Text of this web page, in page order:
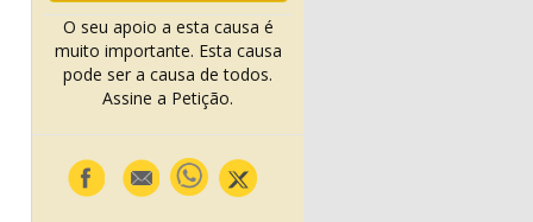
O seu apoio a esta causa é
muito importante. Esta causa
pode ser a causa de todos.
Assine a Petição.